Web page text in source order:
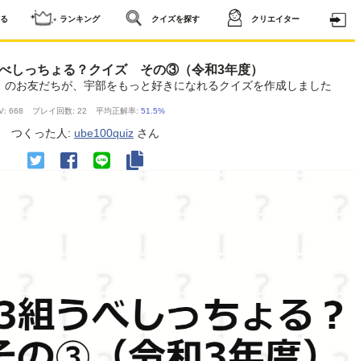
ランキング クイズを探す クリエイター
しっちょる？クイズ その③（令和3年度）
お友だちが、宇部をもっと好きになれるクイズを作成しました
668 プレイ回数: 22 平均正解率: 51.5%
つくった人: ube100quizさん